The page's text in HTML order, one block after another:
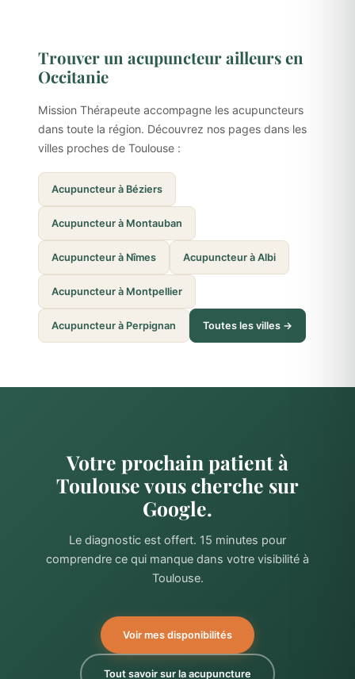
Trouver un acupuncteur ailleurs en
Occitanie
Mission Thérapeute accompagne les acupuncteurs
dans toute la région. Découvrez nos pages dans les
villes proches de Toulouse :
Acupuncteur à Béziers
Acupuncteur à Montauban
Acupuncteur à Nîmes Acupuncteur à Albi
Acupuncteur à Montpellier
Acupuncteur à Perpignan Toutes les villes →
Votre prochain patient à
Toulouse vous cherche sur
Google.
Le diagnostic est offert. 15 minutes pour
comprendre ce qui manque dans votre visibilité à
Toulouse.
Voir mes disponibilités
Tout savoir sur la acupuncture